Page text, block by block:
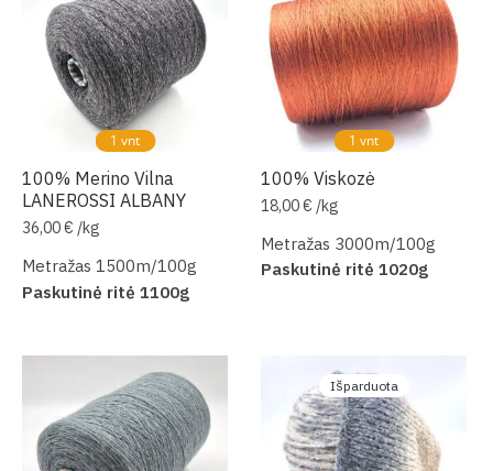
1 vnt
100% Merino Vilna
LANEROSSI ALBANY
36,00€ /kg
Metražas 1500m/100g
Paskutinė ritė 1100g
1 vnt
100% Viskozė
18,00€ /kg
Metražas 3000m/100g
Paskutinė ritė 1020g
Išparduota